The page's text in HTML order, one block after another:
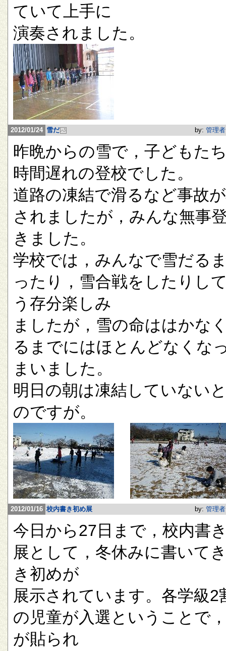
ていて上手に
演奏されました。
2012/01/24 雪だ by: 管理者
昨晩からの雪で，子どもた
時間遅れの登校でした。
道路の凍結で滑るなど事故
されましたが，みんな無事
きました。
学校では，みんなで雪だる
ったり，雪合戦をしたりし
う存分楽しみ
ましたが，雪の命ははかな
るまでにはほとんどなくな
まいました。
明日の朝は凍結していない
のですが。
2012/01/16 校内書き初め展 by: 管理者
今日から27日まで，校内書
展として，冬休みに書いて
き初めが
展示されています。各学級2
の児童が入選ということで
が貼られ